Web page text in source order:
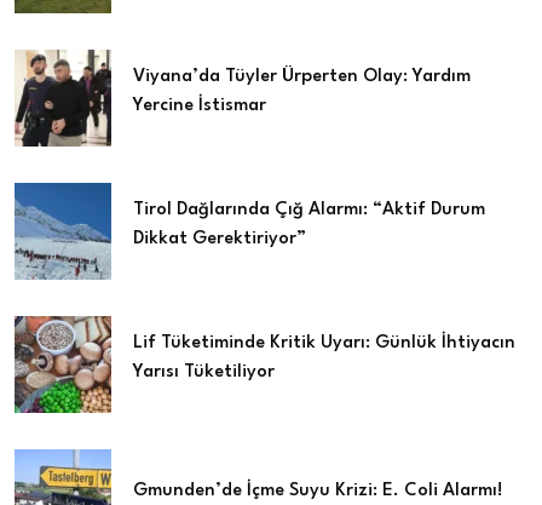
Viyana’da Tüyler Ürperten Olay: Yardım
Yercine İstismar
Tirol Dağlarında Çığ Alarmı: “Aktif Durum
Dikkat Gerektiriyor”
Lif Tüketiminde Kritik Uyarı: Günlük İhtiyacın
Yarısı Tüketiliyor
Gmunden’de İçme Suyu Krizi: E. Coli Alarmı!